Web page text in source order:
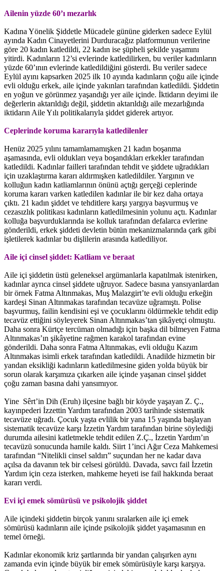
Ailenin yüzde 60’ı mezarlık
Kadına Yönelik Şiddetle Mücadele gününe giderken sadece Eylül
ayında Kadın Cinayetlerini Durduracağız platformunun verilerine
göre 20 kadın katledildi, 22 kadın ise şüpheli şekilde yaşamını
yitirdi. Kadınların 12’si evlerinde katledilirken, bu veriler kadınların
yüzde 60’ının evlerinde katledildiğini gösterdi. Bu veriler sadece
Eylül ayını kapsarken 2025 ilk 10 ayında kadınların çoğu aile içinde
evli olduğu erkek, aile içinde yakınları tarafından katledildi. Şiddetin
en yoğun ve görünmez yaşandığı yer aile içinde. İktidarın deyimi ile
değerlerin aktarıldığı değil, şiddetin aktarıldığı aile mezarlığında
iktidarın Aile Yılı politikalarıyla şiddet giderek artıyor.
Ceplerinde koruma kararıyla katledilenler
Henüz 2025 yılını tamamlamamışken 21 kadın boşanma
aşamasında, evli oldukları veya boşandıkları erkekler tarafından
katledildi. Kadınlar failleri tarafından tehdit ve şiddete uğradıkları
için uzaklaştırma kararı aldırmışken katledildiler. Yargının ve
kolluğun kadın katliamlarının önünü açtığı gerçeği ceplerinde
koruma kararı varken katledilen kadınlar ile bir kez daha ortaya
çıktı. 21 kadın şiddet ve tehditlere karşı yargıya başvurmuş ve
cezasızlık politikası kadınların katledilmesinin yolunu açtı. Kadınlar
kolluğa başvurduklarında ise kolluk tarafından defalarca evlerine
gönderildi, erkek şiddeti devletin bütün mekanizmalarında çark gibi
işletilerek kadınlar bu dişlilerin arasında katlediliyor.
Aile içi cinsel şiddet: Katliam ve beraat
Aile içi şiddetin üstü geleneksel argümanlarla kapatılmak istenirken,
kadınlar ayrıca cinsel şiddete uğruyor. Sadece basına yansıyanlardan
bir örnek Fatma Altınmakas, Muş Malazgirt’te evli olduğu erkeğin
kardeşi Sinan Altınmakas tarafından tecavüze uğramıştı. Polise
başvurmuş, failin kendisini eşi ve çocuklarını öldürmekle tehdit edip
tecavüz ettiğini söyleyerek Sinan Altınmakas’tan şikâyetçi olmuştu.
Daha sonra Kürtçe tercüman olmadığı için başka dil bilmeyen Fatma
Altınmakas’ın şikâyetine rağmen karakol tarafından evine
gönderildi. Daha sonra Fatma Altınmakas, evli olduğu Kazım
Altınmakas isimli erkek tarafından katledildi. Anadilde hizmetin bir
yandan eksikliği kadınların katledilmesine giden yolda büyük bir
sorun olarak karşımıza çıkarken aile içinde yaşanan cinsel şiddet
çoğu zaman basına dahi yansımıyor.
Yine Sêrt’in Dih (Eruh) ilçesine bağlı bir köyde yaşayan Z. Ç.,
kayınpederi İzzettin Yardım tarafından 2003 tarihinde sistematik
tecavüze uğradı. Çocuk yaşta evlilik bir yana 15 yaşında başlayan
sistematik tecavüze karşı İzzetin Yardım tarafından birine söylediği
durumda ailesini katletmekle tehdit edilen Z.Ç., İzzetin Yardım’ın
tecavüzü sonucunda hamile kaldı. Siirt 1’inci Ağır Ceza Mahkemesi
tarafından “Nitelikli cinsel saldırı” suçundan her ne kadar dava
açılsa da davanın tek bir celsesi görüldü. Davada, savcı fail İzzetin
Yardım için ceza isterken, mahkeme heyeti ise fail hakkında beraat
kararı verdi.
Evi içi emek sömürüsü ve psikolojik şiddet
Aile içindeki şiddetin birçok yanını sıralarken aile içi emek
sömürüsü kadınların aile içinde psikolojik şiddet yaşamasının en
temel örneği.
Kadınlar ekonomik kriz şartlarında bir yandan çalışırken aynı
zamanda evin içinde büyük bir emek sömürüsüyle karşı karşıya.